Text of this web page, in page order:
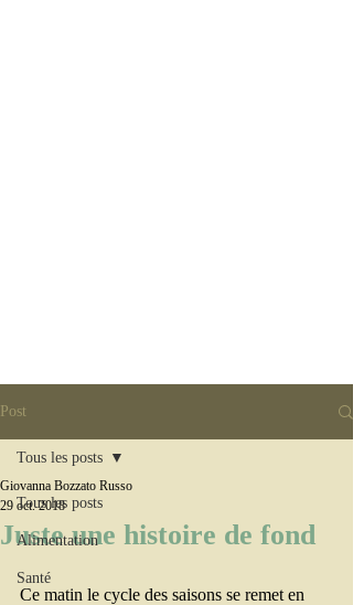
Post
Tous les posts
Alimentation
Santé
Tous les posts
Juste une histoire de fond
Giovanna Bozzato Russo
29 oct. 2018
Ce matin le cycle des saisons se remet en